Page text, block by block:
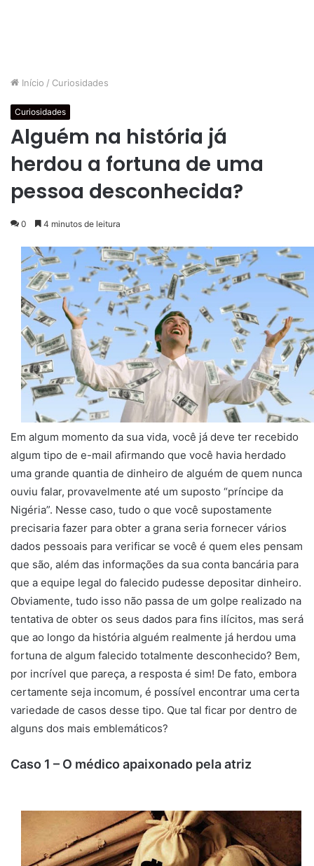
Início / Curiosidades
Curiosidades
Alguém na história já
herdou a fortuna de uma
pessoa desconhecida?
0 4 minutos de leitura
Em algum momento da sua vida, você já deve ter recebido
algum tipo de e-mail afirmando que você havia herdado
uma grande quantia de dinheiro de alguém de quem nunca
ouviu falar, provavelmente até um suposto “príncipe da
Nigéria”. Nesse caso, tudo o que você supostamente
precisaria fazer para obter a grana seria fornecer vários
dados pessoais para verificar se você é quem eles pensam
que são, além das informações da sua conta bancária para
que a equipe legal do falecido pudesse depositar dinheiro.
Obviamente, tudo isso não passa de um golpe realizado na
tentativa de obter os seus dados para fins ilícitos, mas será
que ao longo da história alguém realmente já herdou uma
fortuna de algum falecido totalmente desconhecido? Bem,
por incrível que pareça, a resposta é sim! De fato, embora
certamente seja incomum, é possível encontrar uma certa
variedade de casos desse tipo. Que tal ficar por dentro de
alguns dos mais emblemáticos?
Caso 1 – O médico apaixonado pela atriz